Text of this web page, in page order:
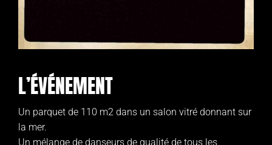
L’ÉVÉNEMENT
Un parquet de 110 m2 dans un salon vitré donnant sur
la mer.
Un mélange de danseurs de qualité de tous les